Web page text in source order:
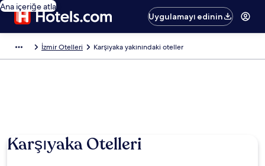
Ana içeriğe atla
Uygulamayı edinin
İzmir Otelleri Karşıyaka yakınındaki oteller
Karşıyaka Otelleri